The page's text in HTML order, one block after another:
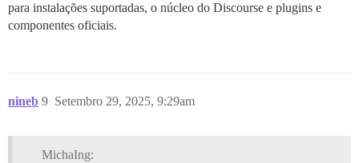
para instalações suportadas, o núcleo do Discourse e plugins e
componentes oficiais.
nineb Setembro 29, 2025, 9:29am
9
MichaIng: